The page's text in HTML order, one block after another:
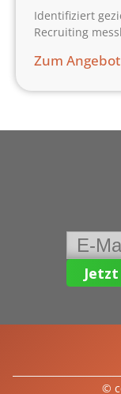
Identifiziert
Recruiting
Zum
©